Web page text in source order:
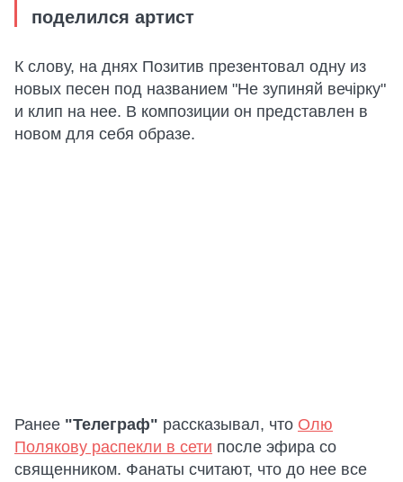
поделился артист
К слову, на днях Позитив презентовал одну из
новых песен под названием "Не зупиняй вечірку"
и клип на нее. В композиции он представлен в
новом для себя образе.
Ранее "Телеграф" рассказывал, что Олю
Полякову распекли в сети после эфира со
священником. Фанаты считают, что до нее все